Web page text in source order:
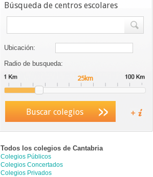
Búsqueda de centros escolares
Ubicación:
Radio de busqueda:
Buscar colegios
Todos los colegios de Cantabria
Colegios Públicos
Colegios Concertados
Colegios Privados